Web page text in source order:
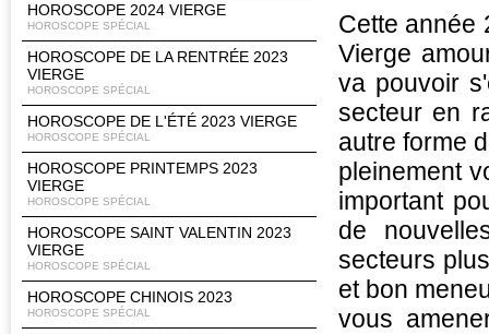
HOROSCOPE 2024 VIERGE
HOROSCOPE SPÉCIAL
HOROSCOPE DE LA RENTRÉE 2023
VIERGE
HOROSCOPE SPÉCIAL
HOROSCOPE DE L'ÉTÉ 2023 VIERGE
HOROSCOPE SPÉCIAL
HOROSCOPE PRINTEMPS 2023
VIERGE
HOROSCOPE SPÉCIAL
HOROSCOPE SAINT VALENTIN 2023
VIERGE
HOROSCOPE SPÉCIAL
HOROSCOPE CHINOIS 2023
HOROSCOPE SPÉCIAL
Cette année
Vierge
va pouvoir
secteur en
autre forme
pleinement
important
de
secteurs
et bon
vous